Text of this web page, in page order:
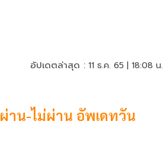
อัปเดตล่าสุด : 11 ธ.ค. 65 | 18:08 น.
าน-ไม่ผ่าน อัพเดทวัน